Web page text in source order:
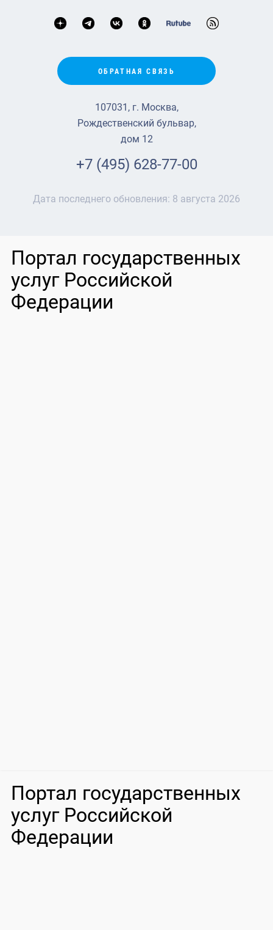
ОБРАТНАЯ СВЯЗЬ
107031, г. Москва,
Рождественский бульвар,
дом 12
+7 (495) 628-77-00
Дата последнего обновления: 8 августа 2026
Портал государственных
услуг Российской
Федерации
Портал государственных
услуг Российской
Федерации